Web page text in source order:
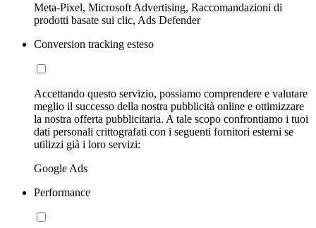
Meta-Pixel, Microsoft Advertising, Raccomandazioni di
prodotti basate sui clic, Ads Defender
Conversion tracking esteso
Accettando questo servizio, possiamo comprendere e valutare
meglio il successo della nostra pubblicità online e ottimizzare
la nostra offerta pubblicitaria. A tale scopo confrontiamo i tuoi
dati personali crittografati con i seguenti fornitori esterni se
utilizzi già i loro servizi:
Google Ads
Performance